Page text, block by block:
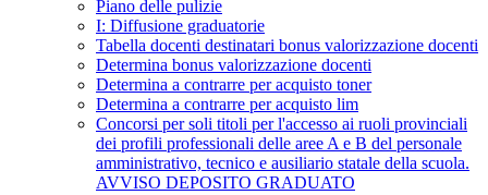
Piano delle pulizie
I: Diffusione graduatorie
Tabella docenti destinatari bonus valorizzazione docenti
Determina bonus valorizzazione docenti
Determina a contrarre per acquisto toner
Determina a contrarre per acquisto lim
Concorsi per soli titoli per l'accesso ai ruoli provinciali
dei profili professionali delle aree A e B del personale
amministrativo, tecnico e ausiliario statale della scuola.
AVVISO DEPOSITO GRADUATO